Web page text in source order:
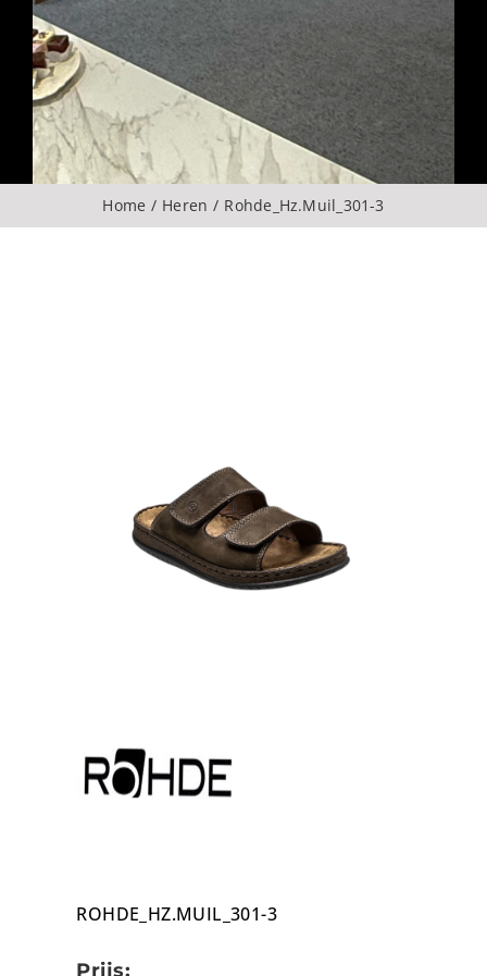
Over ons
CONTACT
Home Heren Rohde_Hz.Muil_301-3
ROHDE_HZ.MUIL_301-3
Prijs: